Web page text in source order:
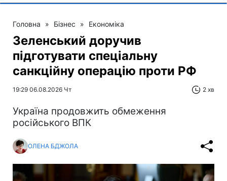
Головна » Бізнес » Економіка
Зеленський доручив
підготувати спеціальну
санкційну операцію проти РФ
19:29 06.08.2026 Чт 2 хв
Україна продовжить обмеження
російського ВПК
ОЛЕНА БДЖОЛА